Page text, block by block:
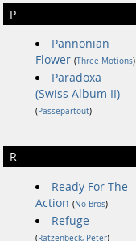
P
Pannonian
Flower (Three Motions)
Paradoxa
(Swiss Album II)
(Passepartout)
R
Ready For The
Action (No Bros)
Refuge
(Ratzenbeck, Peter)